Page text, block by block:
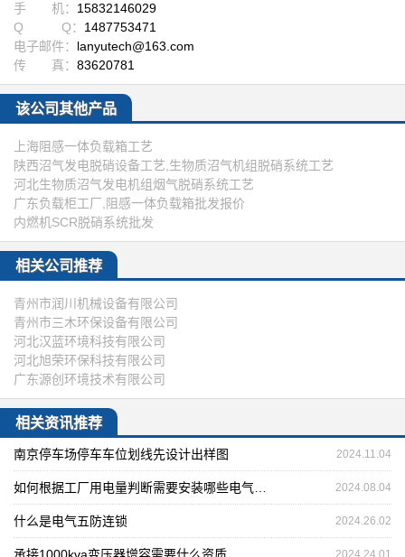
手 机： 15832146029
Q Q： 1487753471
电子邮件： lanyutech@163.com
传 真： 83620781
该公司其他产品
上海阻感一体负载箱工艺
陕西沼气发电脱硝设备工艺,生物质沼气机组脱硝系统工艺
河北生物质沼气发电机组烟气脱硝系统工艺
广东负载柜工厂,阻感一体负载箱批发报价
内燃机SCR脱硝系统批发
相关公司推荐
青州市润川机械设备有限公司
青州市三木环保设备有限公司
河北汉蓝环境科技有限公司
河北旭荣环保科技有限公司
广东源创环境技术有限公司
相关资讯推荐
南京停车场停车车位划线先设计出样图 2024.11.04
2024.08.04
什么是电气五防连锁 2024.26.02
2024.24.01